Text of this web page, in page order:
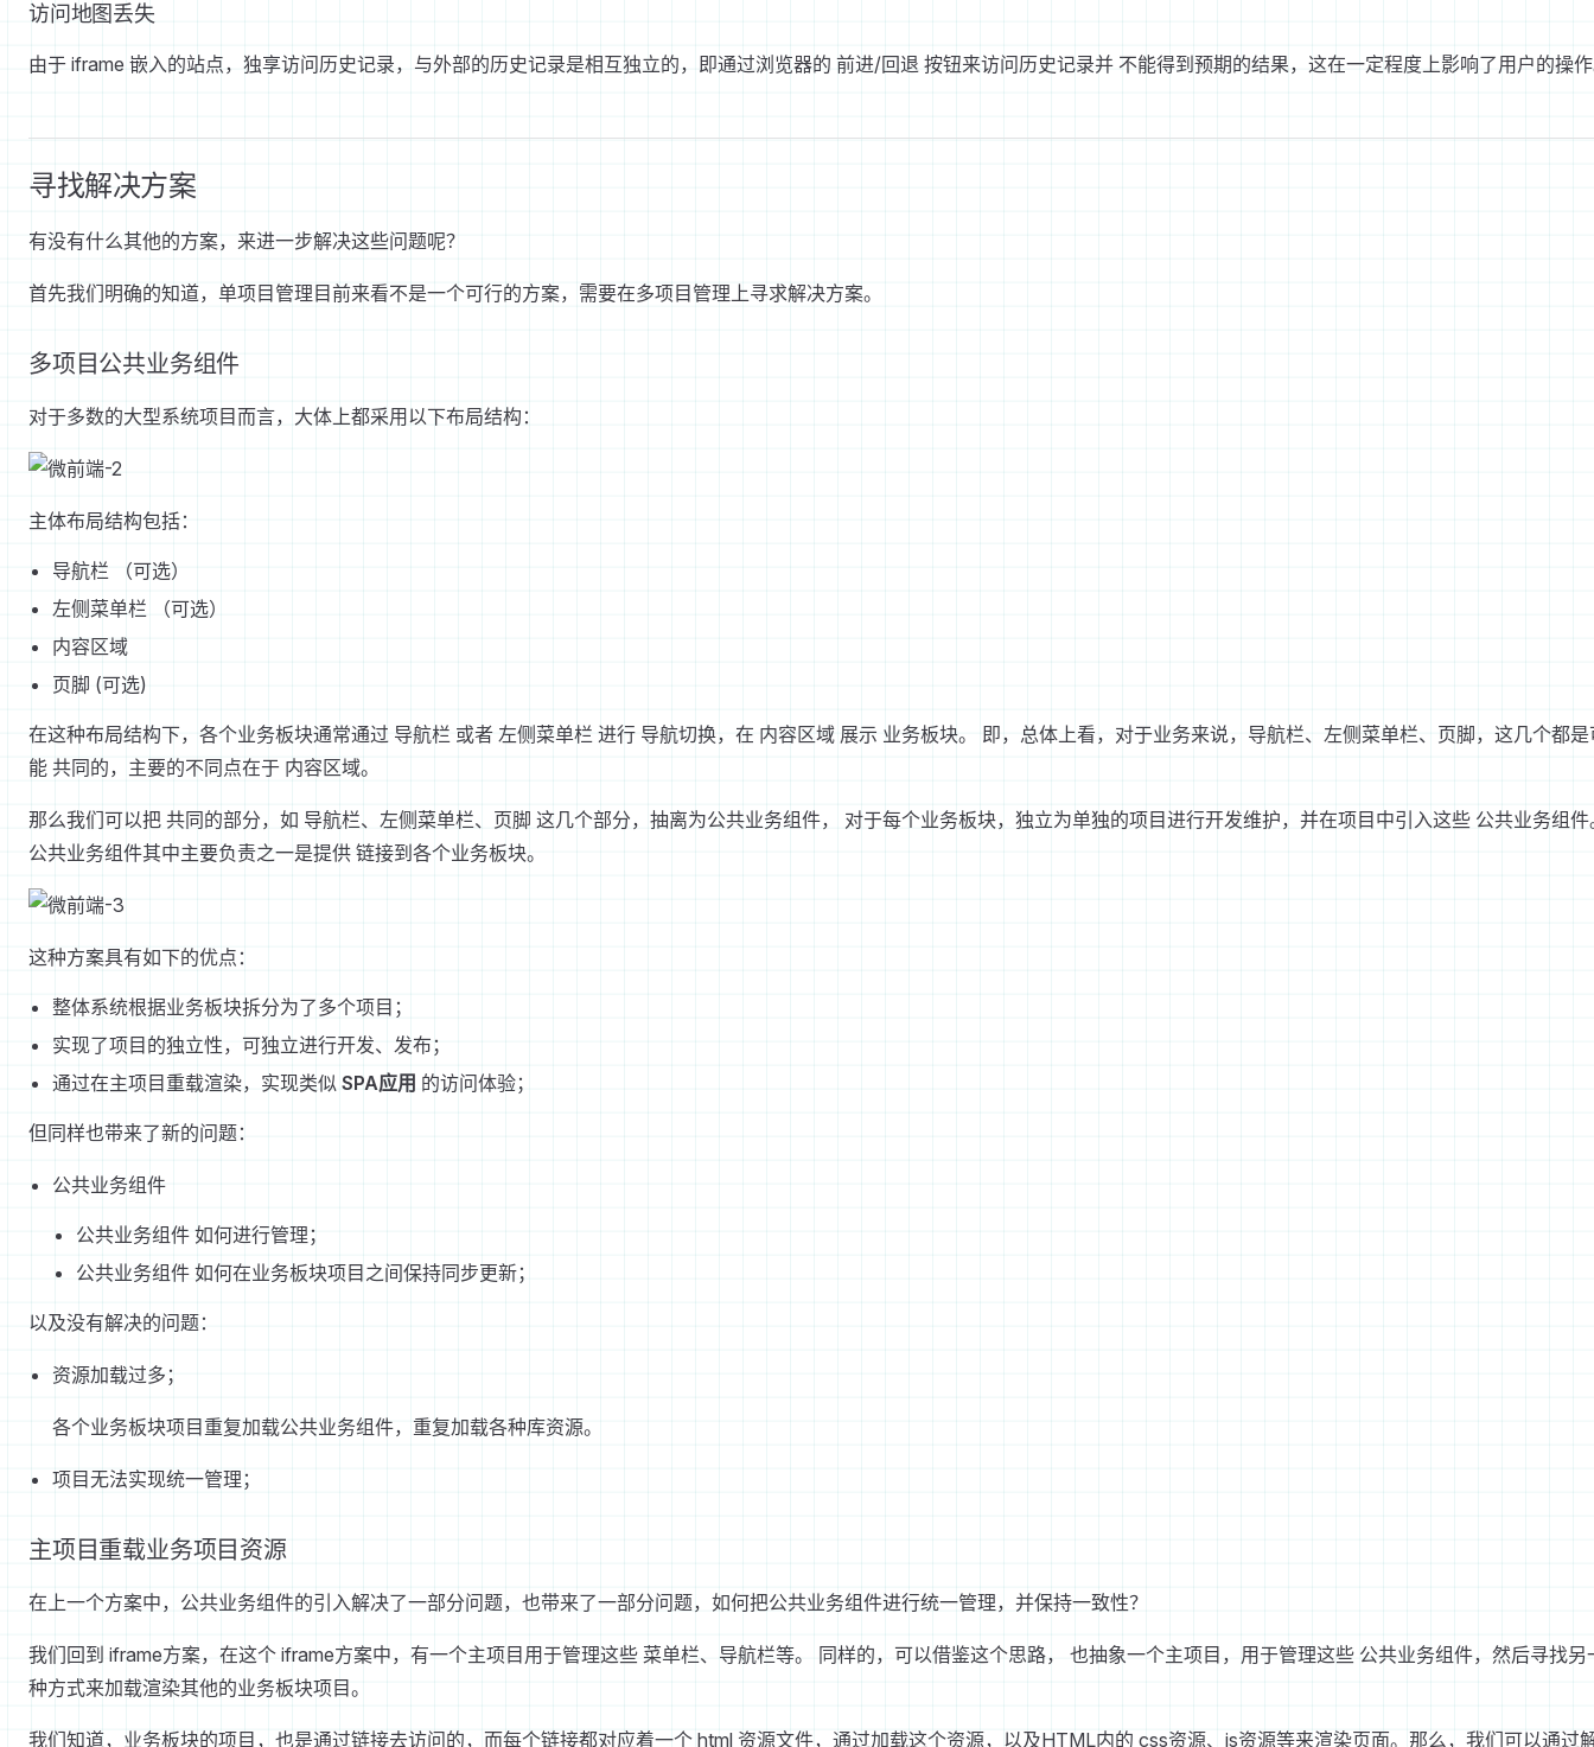
访问地图丢失
由于 iframe 嵌入的站点，独享访问历史记录，与外部的历史记录是相互独立的，即通过浏览器的 前进/回退 按钮来访问历史记录并 不能得到预期的结果，这在一定程度上影响了用户的操
寻找解决方案
有没有什么其他的方案，来进一步解决这些问题呢？
首先我们明确的知道，单项目管理目前来看不是一个可行的方案，需要在多项目管理上寻求解决方案。
多项目公共业务组件
对于多数的大型系统项目而言，大体上都采用以下布局结构：
主体布局结构包括：
导航栏 （可选）
左侧菜单栏 （可选）
内容区域
页脚 (可选)
在这种布局结构下，各个业务板块通常通过 导航栏 或者 左侧菜单栏 进行 导航切换，在 内容区域 展示 业务板块。 即，总体上看，对于业务来说，导航栏、左侧菜单栏、页脚，这几个都是
能 共同的，主要的不同点在于 内容区域。
那么我们可以把 共同的部分，如 导航栏、左侧菜单栏、页脚 这几个部分，抽离为公共业务组件， 对于每个业务板块，独立为单独的项目进行开发维护，并在项目中引入这些 公共业务组件
公共业务组件其中主要负责之一是提供 链接到各个业务板块。
这种方案具有如下的优点：
整体系统根据业务板块拆分为了多个项目；
实现了项目的独立性，可独立进行开发、发布；
通过在主项目重载渲染，实现类似 SPA应用 的访问体验；
但同样也带来了新的问题：
公共业务组件
公共业务组件 如何进行管理；
公共业务组件 如何在业务板块项目之间保持同步更新；
以及没有解决的问题：
资源加载过多；
各个业务板块项目重复加载公共业务组件，重复加载各种库资源。
项目无法实现统一管理；
主项目重载业务项目资源
在上一个方案中，公共业务组件的引入解决了一部分问题，也带来了一部分问题，如何把公共业务组件进行统一管理，并保持一致性？
我们回到 iframe方案，在这个 iframe方案中，有一个主项目用于管理这些 菜单栏、导航栏等。 同样的，可以借鉴这个思路， 也抽象一个主项目，用于管理这些 公共业务组件，然后寻找另
种方式来加载渲染其他的业务板块项目。
我们知道，业务板块的项目，也是通过链接去访问的，而每个链接都对应着一个 html 资源文件，通过加载这个资源，以及HTML内的 css资源、js资源等来渲染页面。那么，我们可以通过